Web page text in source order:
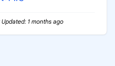
1 months ago